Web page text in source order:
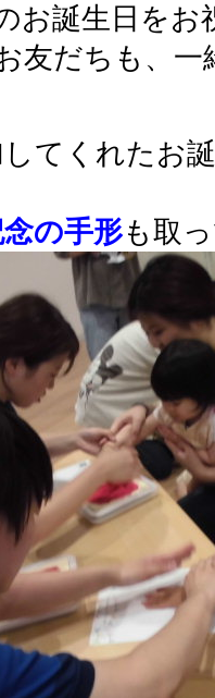
お誕生日をお
友だちも、
てくれたお
の手形も取